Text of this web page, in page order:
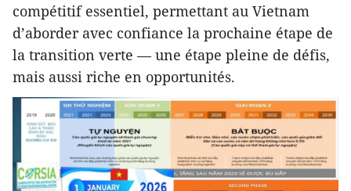
compétitif essentiel, permettant au Vietnam
d’aborder avec confiance la prochaine étape de
la transition verte — une étape pleine de défis,
mais aussi riche en opportunités.